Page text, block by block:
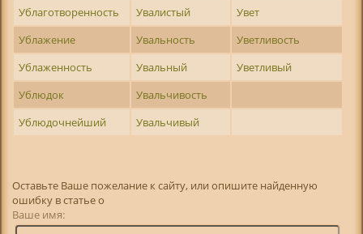
Ублаготворенность
Увалистый
Увет
Ублажение
Увальность
Уветливость
Ублаженность
Увальный
Уветливый
Ублюдок
Увальчивость
Ублюдочнейший
Увальчивый
Оставьте Ваше пожелание к сайту, или опишите найденную
ошибку в статье о
Ваше имя: